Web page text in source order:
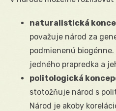
naturalistická
považuje národ za
podmienenú
jedného prapredka a
politologická
stotožňuje národ s
Národ je akoby